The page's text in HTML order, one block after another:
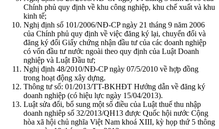
Chính phủ quy định về khu công nghiệp, khu chế xuất và khu
kinh tế;
Nghị định số 101/2006/NĐ-CP ngày 21 tháng 9 năm 2006
của Chính phủ quy định về việc đăng ký lại, chuyển đổi và
đăng ký đổi Giấy chứng nhận đầu tư của các doanh nghiệp
có vốn đầu tư nước ngoài theo quy định của Luật Doanh
nghiệp và Luật Đầu tư;
Nghị định 48/2010/NĐ-CP ngày 07/5/2010 về hợp đồng
trong hoạt động xây dựng.
Thông tư số: 01/2013/TT-BKHĐT Hướng dẫn về đăng ký
doanh nghiệp (có hiệu lực ngày 15/04/2013).
Luật sửa đổi, bổ sung một số điều của Luật thuế thu nhập
doanh nghiêp số 32/2013/QH13 được Quốc hội nước Cộng
hòa xã hội chủ nghĩa Việt Nam khoá XIII, kỳ họp thứ 5 thông